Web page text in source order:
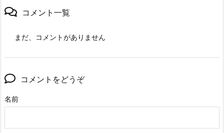
コメント一覧
まだ、コメントがありません
コメントをどうぞ
名前